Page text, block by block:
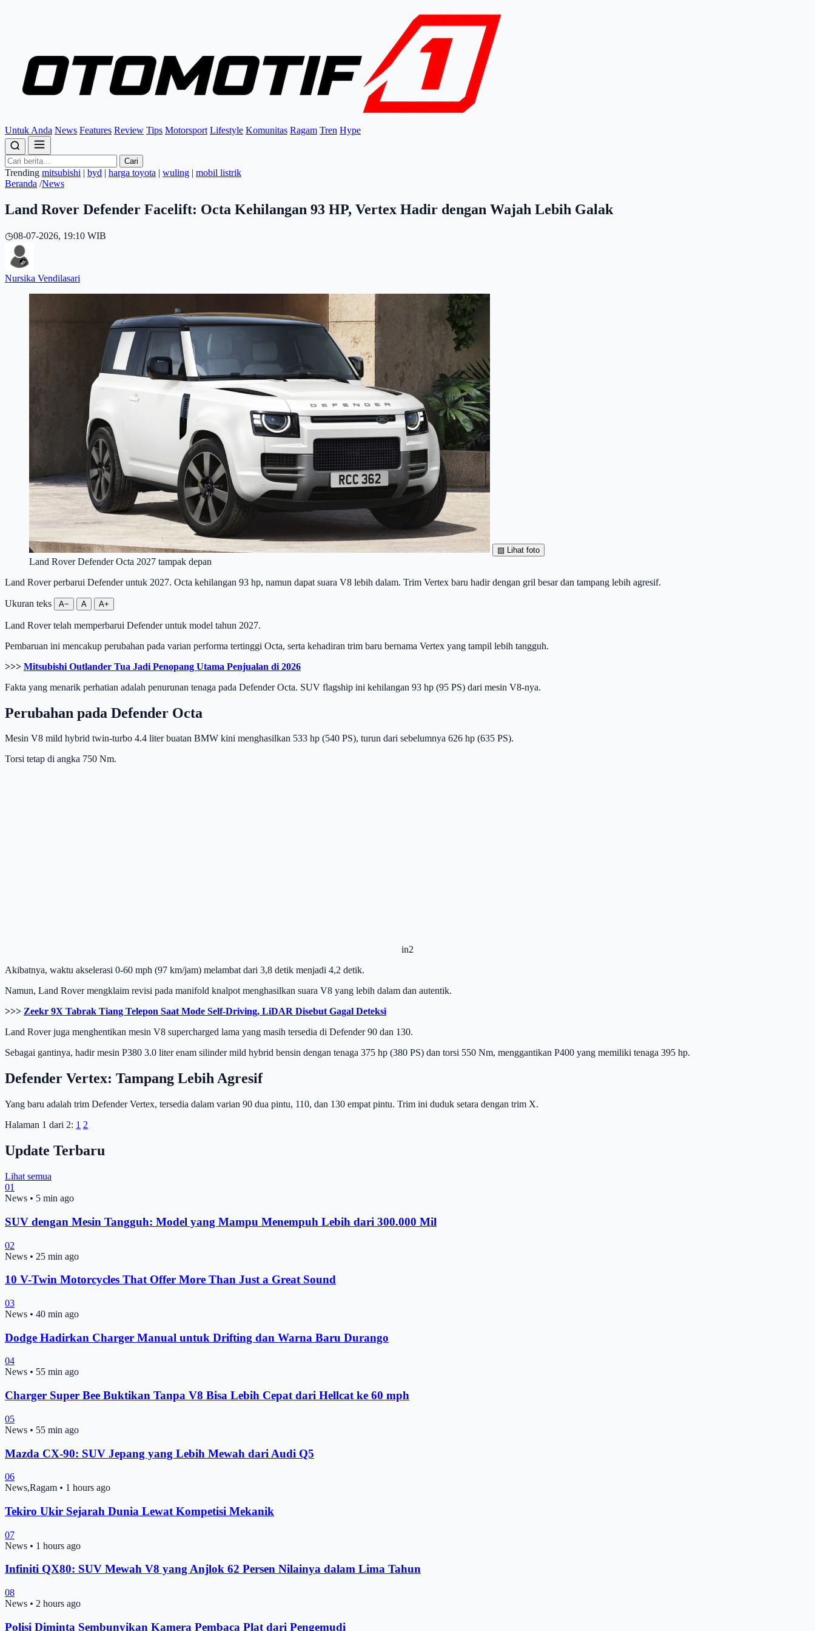
Untuk Anda News Features Review Tips Motorsport Lifestyle Komunitas Ragam Tren Hype
Cari
Trending mitsubishi | byd | harga toyota | wuling | mobil listrik
Beranda /News
Land Rover Defender Facelift: Octa Kehilangan 93 HP, Vertex Hadir dengan Wajah Lebih Galak
◷08-07-2026, 19:10 WIB
Nursika Vendilasari
▧ Lihat foto
Land Rover Defender Octa 2027 tampak depan
Land Rover perbarui Defender untuk 2027. Octa kehilangan 93 hp, namun dapat suara V8 lebih dalam. Trim Vertex baru hadir dengan gril besar dan tampang lebih agresif.
Ukuran teks A− A A+
Land Rover telah memperbarui Defender untuk model tahun 2027.
Pembaruan ini mencakup perubahan pada varian performa tertinggi Octa, serta kehadiran trim baru bernama Vertex yang tampil lebih tangguh.
>>> Mitsubishi Outlander Tua Jadi Penopang Utama Penjualan di 2026
Fakta yang menarik perhatian adalah penurunan tenaga pada Defender Octa. SUV flagship ini kehilangan 93 hp (95 PS) dari mesin V8-nya.
Perubahan pada Defender Octa
Mesin V8 mild hybrid twin-turbo 4.4 liter buatan BMW kini menghasilkan 533 hp (540 PS), turun dari sebelumnya 626 hp (635 PS).
Torsi tetap di angka 750 Nm.
in2
Akibatnya, waktu akselerasi 0-60 mph (97 km/jam) melambat dari 3,8 detik menjadi 4,2 detik.
Namun, Land Rover mengklaim revisi pada manifold knalpot menghasilkan suara V8 yang lebih dalam dan autentik.
>>> Zeekr 9X Tabrak Tiang Telepon Saat Mode Self-Driving, LiDAR Disebut Gagal Deteksi
Land Rover juga menghentikan mesin V8 supercharged lama yang masih tersedia di Defender 90 dan 130.
Sebagai gantinya, hadir mesin P380 3.0 liter enam silinder mild hybrid bensin dengan tenaga 375 hp (380 PS) dan torsi 550 Nm, menggantikan P400 yang memiliki tenaga 395 hp.
Defender Vertex: Tampang Lebih Agresif
Yang baru adalah trim Defender Vertex, tersedia dalam varian 90 dua pintu, 110, dan 130 empat pintu. Trim ini duduk setara dengan trim X.
Halaman 1 dari 2: 1 2
Update Terbaru
Lihat semua
01
News • 5 min ago
SUV dengan Mesin Tangguh: Model yang Mampu Menempuh Lebih dari 300.000 Mil
02
News • 25 min ago
10 V-Twin Motorcycles That Offer More Than Just a Great Sound
03
News • 40 min ago
Dodge Hadirkan Charger Manual untuk Drifting dan Warna Baru Durango
04
News • 55 min ago
Charger Super Bee Buktikan Tanpa V8 Bisa Lebih Cepat dari Hellcat ke 60 mph
05
News • 55 min ago
Mazda CX-90: SUV Jepang yang Lebih Mewah dari Audi Q5
06
News,Ragam • 1 hours ago
Tekiro Ukir Sejarah Dunia Lewat Kompetisi Mekanik
07
News • 1 hours ago
Infiniti QX80: SUV Mewah V8 yang Anjlok 62 Persen Nilainya dalam Lima Tahun
08
News • 2 hours ago
Polisi Diminta Sembunyikan Kamera Pembaca Plat dari Pengemudi